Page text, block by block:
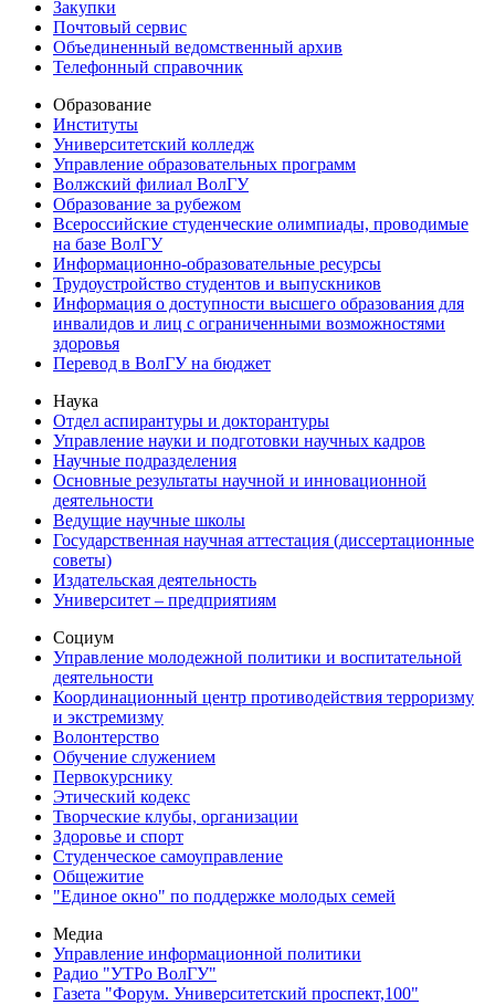
Закупки
Почтовый сервис
Объединенный ведомственный архив
Телефонный справочник
Образование
Институты
Университетский колледж
Управление образовательных программ
Волжский филиал ВолГУ
Образование за рубежом
Всероссийские студенческие олимпиады, проводимые
на базе ВолГУ
Информационно-образовательные ресурсы
Трудоустройство студентов и выпускников
Информация о доступности высшего образования для
инвалидов и лиц с ограниченными возможностями
здоровья
Перевод в ВолГУ на бюджет
Наука
Отдел аспирантуры и докторантуры
Управление науки и подготовки научных кадров
Научные подразделения
Основные результаты научной и инновационной
деятельности
Ведущие научные школы
Государственная научная аттестация (диссертационные
советы)
Издательская деятельность
Университет – предприятиям
Социум
Управление молодежной политики и воспитательной
деятельности
Координационный центр противодействия терроризму
и экстремизму
Волонтерство
Обучение служением
Первокурснику
Этический кодекс
Творческие клубы, организации
Здоровье и спорт
Студенческое самоуправление
Общежитие
"Единое окно" по поддержке молодых семей
Медиа
Управление информационной политики
Радио "УТРо ВолГУ"
Газета "Форум. Университетский проспект,100"